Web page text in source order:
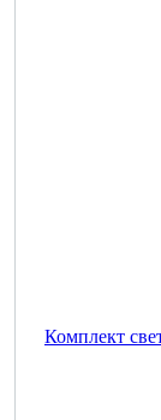
Комплект